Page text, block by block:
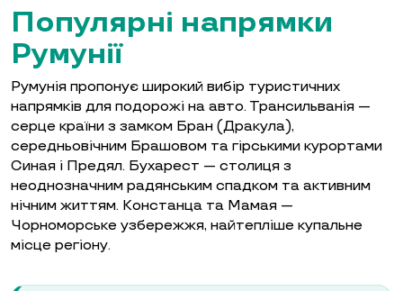
Популярні напрямки
Румунії
Румунія пропонує широкий вибір туристичних
напрямків для подорожі на авто. Трансильванія —
серце країни з замком Бран (Дракула),
середньовічним Брашовом та гірськими курортами
Синая і Предял. Бухарест — столиця з
неоднозначним радянським спадком та активним
нічним життям. Констанца та Мамая —
Чорноморське узбережжя, найтепліше купальне
місце регіону.